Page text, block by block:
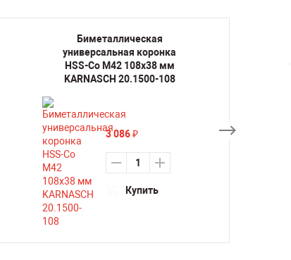
Биметаллическая
универсальная коронка
HSS-Co M42 108х38 мм
KARNASCH 20.1500-108
3 086 ₽
Купить